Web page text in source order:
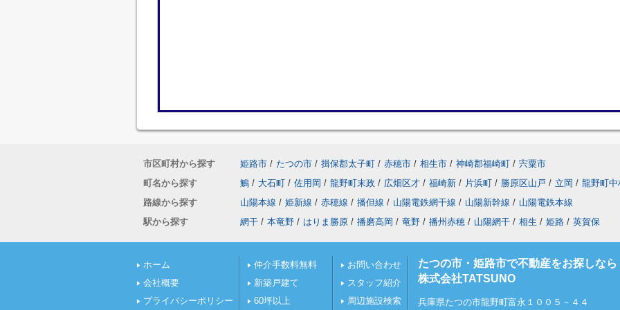
市区町村から探す 姫路市 / たつの市 / 揖保郡太子町 / 赤穂市 / 相生市 / 神崎郡福崎町 / 宍粟市
町名から探す
鵤 / 大石町 / 佐用岡 / 龍野町末政 / 広畑区才 / 福崎新 / 片浜町 / 勝原区山戸 / 立岡 / 龍野町中
路線から探す
山陽本線 / 姫新線 / 赤穂線 / 播但線 / 山陽電鉄網干線 / 山陽新幹線 / 山陽電鉄本線
駅から探す
網干 / 本竜野 / はりま勝原 / 播磨高岡 / 竜野 / 播州赤穂 / 山陽網干 / 相生 / 姫路 / 英賀保
ホーム
会社概要
プライバシーポリシー
仲介手数料無料
新築戸建て
60坪以上
お問い合わせ
スタッフ紹介
周辺施設検索
たつの市・姫路市で不動産をお探しなら
株式会社TATSUNO
兵庫県たつの市龍野町富永１００５－４４